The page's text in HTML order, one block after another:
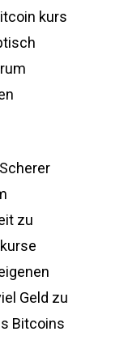
kurs
zu
Geld zu
Bitcoins